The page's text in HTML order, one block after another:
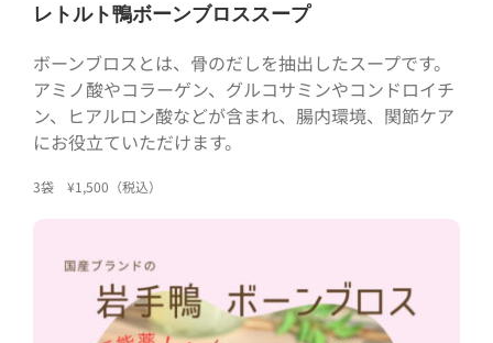
レトルト鴨ボーンブロススープ
ボーンブロスとは、骨のだしを抽出したスープです。
アミノ酸やコラーゲン、グルコサミンやコンドロイチ
ン、ヒアルロン酸などが含まれ、腸内環境、関節ケア
にお役立ていただけます。
3袋 ¥1,500（税込）